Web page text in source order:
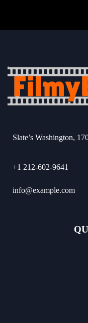
Slate’s Washington,
+1 212-602-9641
info@example.com